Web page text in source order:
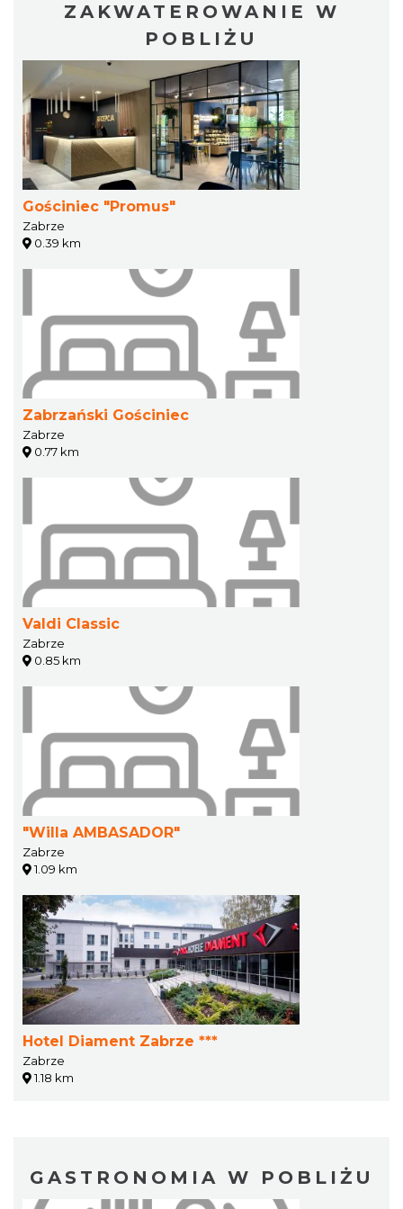
ZAKWATEROWANIE W
POBLIŻU
Gościniec "Promus"
Zabrze
0.39 km
Zabrzański Gościniec
Zabrze
0.77 km
Valdi Classic
Zabrze
0.85 km
"Willa AMBASADOR"
Zabrze
1.09 km
Hotel Diament Zabrze ***
Zabrze
1.18 km
GASTRONOMIA W POBLIŻU